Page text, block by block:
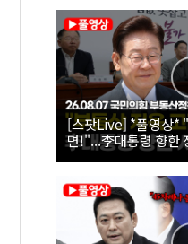
[스팟Live] *풀영상*
면!"...李대통령 향한
| 26.08.07 국민의힘
위원회 전체회의